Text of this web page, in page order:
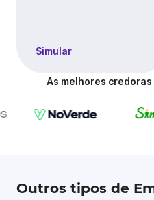
Simular
As melhores
Outros tipos de